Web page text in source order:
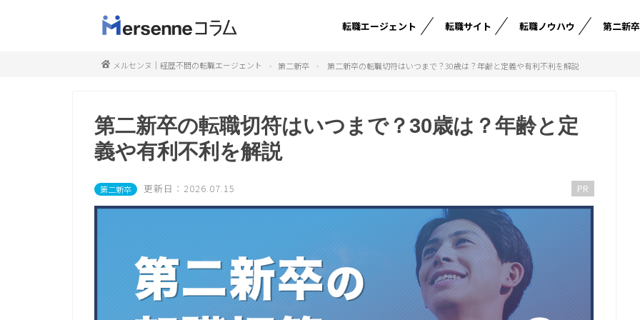
転職エージェント 転職サイト 転職ノウハウ 第二新卒
メルセンヌ｜経歴不問の転職エージェント 第二新卒 第二新卒の転職切符はいつまで？30歳は？年齢と定義や有利不利を解説
第二新卒の転職切符はいつまで？30歳は？年齢と定
義や有利不利を解説
第二新卒 更新日：2026.07.15 PR